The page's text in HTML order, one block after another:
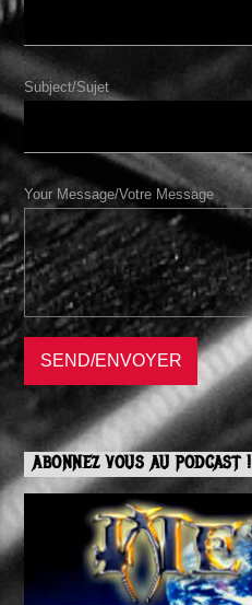
Subject/Sujet
Your Message/Votre Message
ABONNEZ VOUS AU PODCAST !